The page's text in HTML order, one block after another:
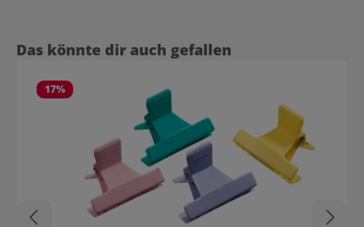
Produktgalerie überspringen
Das könnte dir auch gefallen
17%